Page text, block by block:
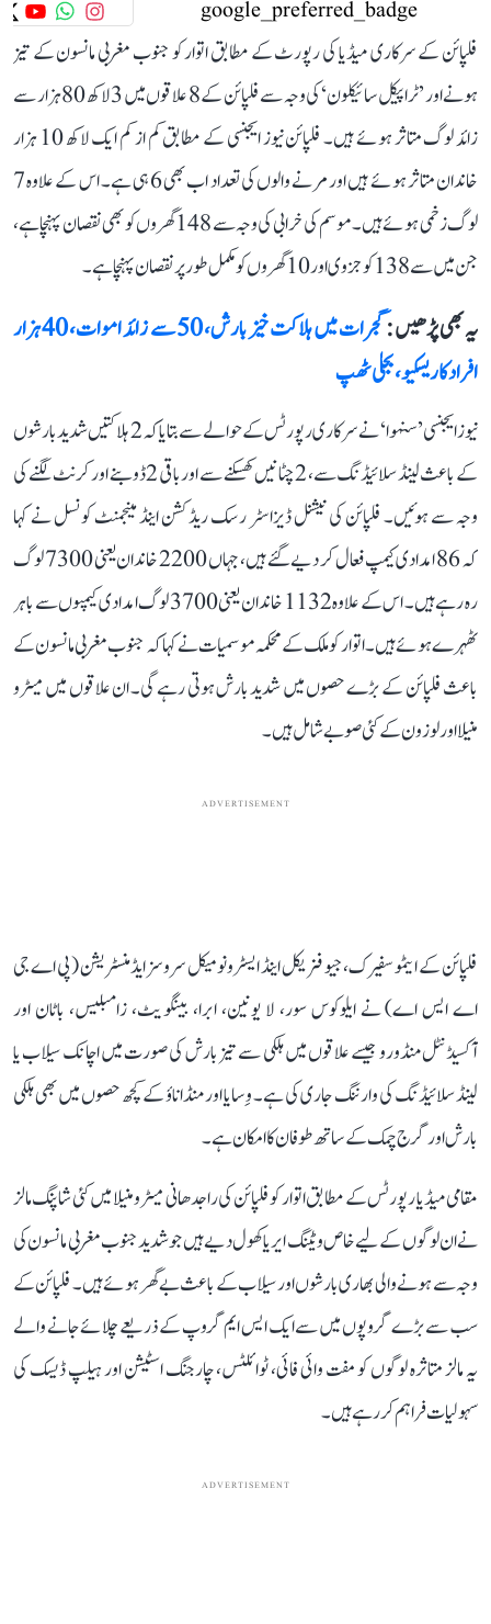
فلپائن کے سرکاری میڈیا کی رپورٹ کے مطابق اتوار کو جنوب مغربی مانسون کے تیز
ہونے اور ’ٹراپیکل سائیکلون‘ کی وجہ سے فلپائن کے 8 علاقوں میں 3 لاکھ 80 ہزار سے
زائد لوگ متاثر ہوئے ہیں۔ فلپائن نیوز ایجنسی کے مطابق کم از کم ایک لاکھ 10 ہزار
خاندان متاثر ہوئے ہیں اور مرنے والوں کی تعداد اب بھی 6 ہی ہے۔ اس کے علاوہ 7
لوگ زخمی ہوئے ہیں۔ موسم کی خرابی کی وجہ سے 148 گھروں کو بھی نقصان پہنچا ہے،
جن میں سے 138 کو جزوی اور 10 گھروں کو مکمل طور پر نقصان پہنچا ہے۔
یہ بھی پڑھیں :
گجرات میں ہلاکت خیز بارش، 50 سے زائد اموات، 40 ہزار
افراد کا ریسکیو، بجلی ٹھپ
نیوز ایجنسی ’سنہوا‘ نے سرکاری رپورٹس کے حوالے سے بتایا کہ 2 ہلاکتیں شدید بارشوں
کے باعث لینڈ سلائیڈنگ سے، 2 چٹانیں کھسکنے سے اور باقی 2 ڈوبنے اور کرنٹ لگنے کی
وجہ سے ہوئیں۔ فلپائن کی نیشنل ڈیزاسٹر رسک ریڈکشن اینڈ مینجمنٹ کونسل نے کہا
کہ 86 امدادی کیمپ فعال کر دیے گئے ہیں، جہاں 2200 خاندان یعنی 7300 لوگ
رہ رہے ہیں۔ اس کے علاوہ 1132 خاندان یعنی 3700 لوگ امدادی کیمپوں سے باہر
ٹھہرے ہوئے ہیں۔ اتوار کو ملک کے محکمہ موسمیات نے کہا کہ جنوب مغربی مانسون کے
باعث فلپائن کے بڑے حصوں میں شدید بارش ہوتی رہے گی۔ ان علاقوں میں میٹرو
منیلا اور لوزون کے کئی صوبے شامل ہیں۔
ADVERTISEMENT
فلپائن کے ایٹموسفیرک، جیو فزیکل اینڈ ایسٹرونومیکل سروسز ایڈمنسٹریشن (پی اے جی
اے ایس اے) نے ایلوکوس سور، لا یونین، ابرا، بینگویٹ، زامبلیس، باٹان اور
آکسیڈنٹل منڈورو جیسے علاقوں میں ہلکی سے تیز بارش کی صورت میں اچانک سیلاب یا
لینڈ سلائیڈنگ کی وارننگ جاری کی ہے۔ وِسایا اور منڈاناؤ کے کچھ حصوں میں بھی ہلکی
بارش اور گرج چمک کے ساتھ طوفان کا امکان ہے۔
مقامی میڈیا رپورٹس کے مطابق اتوار کو فلپائن کی راجدھانی میٹرو منیلا میں کئی شاپنگ مالز
نے ان لوگوں کے لیے خاص ویٹنگ ایریا کھول دیے ہیں جو شدید جنوب مغربی مانسون کی
وجہ سے ہونے والی بھاری بارشوں اور سیلاب کے باعث بے گھر ہوئے ہیں۔ فلپائن کے
سب سے بڑے گروپوں میں سے ایک ایس ایم گروپ کے ذریعے چلائے جانے والے
یہ مالز متاثرہ لوگوں کو مفت وائی فائی، ٹوائلٹس، چارجنگ اسٹیشن اور ہیلپ ڈیسک کی
سہولیات فراہم کر رہے ہیں۔
ADVERTISEMENT